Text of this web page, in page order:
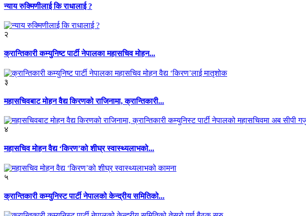
न्याय रुक्मिणीलाई कि राधालाई ?
२
क्रान्तिकारी कम्युनिष्ट पार्टी नेपालका महासचिव मोहन...
३
महासचिवबाट मोहन वैद्य किरणको राजिनामा, क्रान्तिकारी...
४
महासचिव मोहन वैद्य ‘किरण’को शीघ्र स्वास्थ्यलाभको...
५
क्रान्तिकारी कम्युनिस्ट पार्टी नेपालको केन्द्रीय समितिको...